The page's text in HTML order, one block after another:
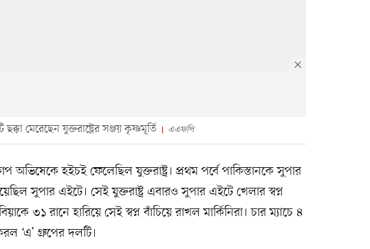
মেরেছেন যুক্তরাষ্ট্রের সঞ্জয় কৃষ্ণমূর্তি এএফপি
অভিষেকে হইচই ফেলেছিল যুক্তরাষ্ট্র। প্রথম পর্বে পাকিস্তানকে সুপার
সুপার এইটে। সেই যুক্তরাষ্ট্র এবারও সুপার এইটে খেলার স্বপ্ন
৩১ রানে হারিয়ে সেই স্বপ্ন বাঁচিয়ে রাখল মার্কিনিরা। চার ম্যাচে ৪
‘এ’ গ্রুপের দলটি।